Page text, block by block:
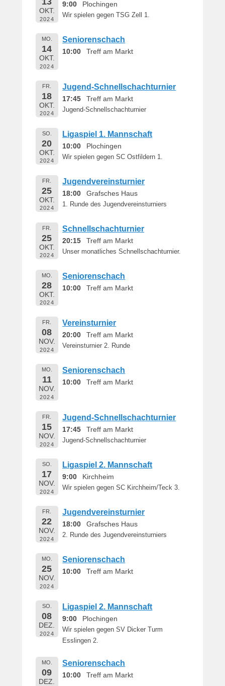
OKT.
2024
9:00 Plochingen
Wir spielen gegen TSG Zell 1.
MO.
14
OKT.
2024
Seniorenschach
10:00 Treff am Markt
FR.
18
OKT.
2024
Jugend-Schnellschachturnier
17:45 Treff am Markt
Jugend-Schnellschachturnier
SO.
20
OKT.
2024
Ligaspiel 1. Mannschaft
10:00 Plochingen
Wir spielen gegen SC Ostfildern 1.
FR.
25
OKT.
2024
Jugendvereinsturnier
18:00 Grafsches Haus
1. Runde des Jugendvereinsturniers
FR.
25
OKT.
2024
Schnellschachturnier
20:15 Treff am Markt
Unser monatliches Schnellschachturnier.
MO.
28
OKT.
2024
Seniorenschach
10:00 Treff am Markt
FR.
08
NOV.
2024
Vereinsturnier
20:00 Treff am Markt
Vereinsturnier 2. Runde
MO.
11
NOV.
2024
Seniorenschach
10:00 Treff am Markt
FR.
15
NOV.
2024
Jugend-Schnellschachturnier
17:45 Treff am Markt
Jugend-Schnellschachturnier
SO.
17
NOV.
2024
Ligaspiel 2. Mannschaft
9:00 Kirchheim
Wir spielen gegen SC Kirchheim/Teck 3.
FR.
22
NOV.
2024
Jugendvereinsturnier
18:00 Grafsches Haus
2. Runde des Jugendvereinsturniers
MO.
25
NOV.
2024
Seniorenschach
10:00 Treff am Markt
SO.
08
DEZ.
2024
Ligaspiel 2. Mannschaft
9:00 Plochingen
Wir spielen gegen SV Dicker Turm
Esslingen 2.
MO.
09
DEZ.
Seniorenschach
10:00 Treff am Markt